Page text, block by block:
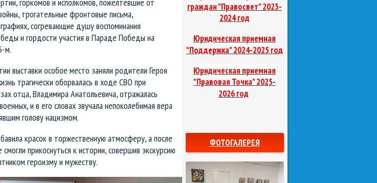
горкомов и исполкомов, пожелтевшие от
трогательные фронтовые письма,
согревающие душу воспоминания
и гордости участия в Параде Победы на
м.
выставки особое место заняли родители Героя
трагически оборвалась в ходе СВО при
отца, Владимира Анатольевича, отражалась
и в его словах звучала непоколебимая вера
голову нацизмом.
красок в торжественную атмосферу, а после
прикоснуться к истории, совершив экскурсию
героизму и мужеству.
граждан "Правосвет"2023-
2024 год
Юридическая приемная
"Поддержка"2024-2025 год
Юридическая приемная
"Правовая Точка"2025-
2026 год
ФОТОГАЛЕРЕЯ